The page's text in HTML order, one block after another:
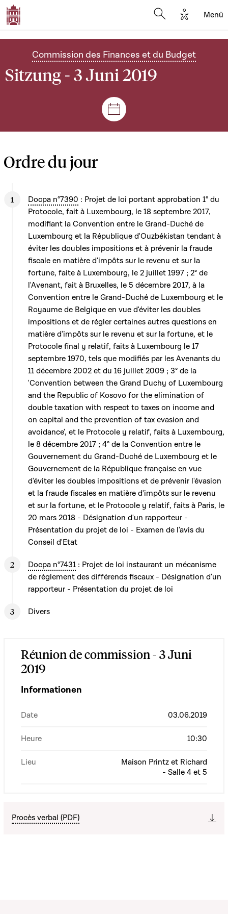
Options
Menü
Commission des Finances et du Budget
Sitzung - 3 Juni 2019
Plenar- und
Ordre du jour
Docpa n°7390 : Projet de loi portant approbation 1° du
Protocole, fait à Luxembourg, le 18 septembre 2017,
modifiant la Convention entre le Grand-Duché de
Luxembourg et la République d'Ouzbékistan tendant à
éviter les doubles impositions et à prévenir la fraude
fiscale en matière d'impôts sur le revenu et sur la
fortune, faite à Luxembourg, le 2 juillet 1997 ; 2° de
l'Avenant, fait à Bruxelles, le 5 décembre 2017, à la
Convention entre le Grand-Duché de Luxembourg et le
Royaume de Belgique en vue d'éviter les doubles
impositions et de régler certaines autres questions en
matière d'impôts sur le revenu et sur la fortune, et le
Protocole final y relatif, faits à Luxembourg le 17
septembre 1970, tels que modifiés par les Avenants du
11 décembre 2002 et du 16 juillet 2009 ; 3° de la
'Convention between the Grand Duchy of Luxembourg
and the Republic of Kosovo for the elimination of
double taxation with respect to taxes on income and
on capital and the prevention of tax evasion and
avoidance', et le Protocole y relatif, faits à Luxembourg,
le 8 décembre 2017 ; 4° de la Convention entre le
Gouvernement du Grand-Duché de Luxembourg et le
Gouvernement de la République française en vue
d'éviter les doubles impositions et de prévenir l'évasion
et la fraude fiscales en matière d'impôts sur le revenu
et sur la fortune, et le Protocole y relatif, faits à Paris, le
20 mars 2018 - Désignation d'un rapporteur -
Présentation du projet de loi - Examen de l'avis du
Conseil d'Etat
Docpa n°7431 : Projet de loi instaurant un mécanisme
de règlement des différends fiscaux - Désignation d'un
rapporteur - Présentation du projet de loi
Divers
Réunion de commission - 3 Juni
2019
Informationen
Date 03.06.2019
Heure 10:30
Lieu
Maison Printz et Richard
- Salle 4 et 5
Procès verbal (PDF)